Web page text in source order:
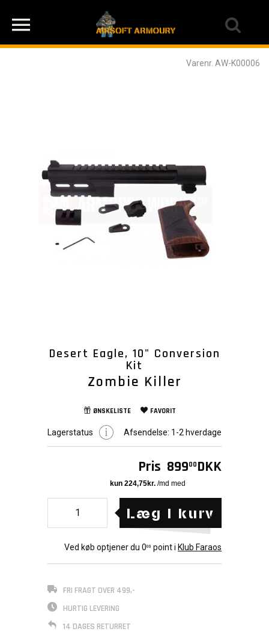
Varenr. AW-K00006
Desert Eagle, 10" Conversion
Kit
Zombie Killer
ØNSKELISTE FAVORIT
Lagerstatus Afsendelse: 1-2 hverdage
Pris 89900 DKK
Læg i kurv
Ved køb optjener du 000 point i Klub Faraos
FRI FRAGT OVER 499,-
HURTIG LEVERING
14 DAGES RETURRET